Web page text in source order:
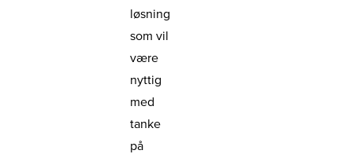
løsning
som vil
være
nyttig
med
tanke
på